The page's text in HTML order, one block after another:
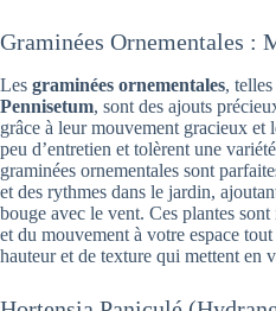
Graminées Ornementales :
Les graminées ornementales,
Pennisetum, sont des ajouts
grâce à leur mouvement gracieux et
peu d’entretien et tolèrent une
graminées ornementales sont
et des rythmes dans le jardin,
bouge avec le vent. Ces plantes
et du mouvement à votre espace
hauteur et de texture qui mettent en